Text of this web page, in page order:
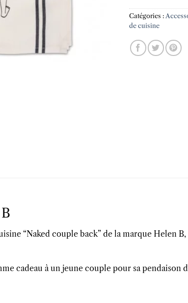
Catégories :
de cuisine
“Naked couple back” de la marque Helen
cadeau à un jeune couple pour sa pendaison